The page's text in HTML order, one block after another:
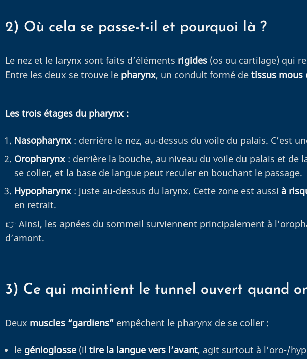
2) Où cela se passe-t-il et pourquoi là ?
Le nez et le larynx sont faits d’éléments rigides (os ou cartilage) qui
Entre les deux se trouve le pharynx, un conduit formé de tissus mous
Les trois étages du pharynx :
Nasopharynx : derrière le nez, au-dessus du voile du palais. C’est
Oropharynx : derrière la bouche, au niveau du voile du palais et de
se coller, et la base de langue peut reculer en bouchant le passage.
Hypopharynx : juste au-dessus du larynx. Cette zone est aussi à
en retrait.
👉 Ainsi, les apnées du sommeil surviennent principalement à
d’amont.
3) Ce qui maintient le tunnel ouvert quand
Deux muscles “gardiens” empêchent le pharynx de se coller :
le génioglosse (il tire la langue vers l’avant, agit surtout à l’oro-/